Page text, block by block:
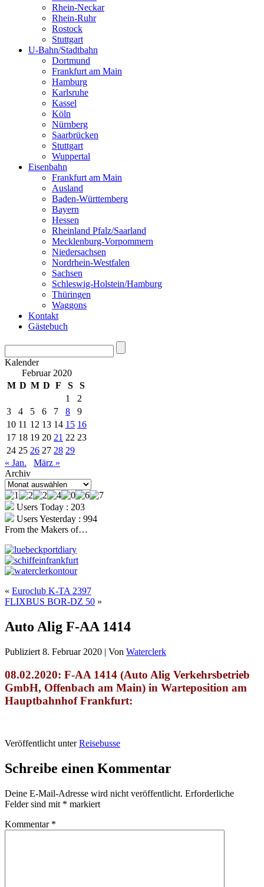
Rhein-Neckar
Rhein-Ruhr
Rostock
Stuttgart
U-Bahn/Stadtbahn
Dortmund
Frankfurt am Main
Hamburg
Karlsruhe
Kassel
Köln
Nürnberg
Saarbrücken
Stuttgart
Wuppertal
Eisenbahn
Frankfurt am Main
Ausland
Baden-Württemberg
Bayern
Hessen
Rheinland Pfalz/Saarland
Mecklenburg-Vorpommern
Niedersachsen
Nordrhein-Westfalen
Sachsen
Schleswig-Holstein/Hamburg
Thüringen
Waggons
Kontakt
Gästebuch
Kalender
Februar 2020
M D M D F S
S
1
2
3
4 5 6 7 8
9
10 11 12 13 14 15 16
17 18 19 20 21 22 23
24 25 26 27 28 29
« Jan.
März »
Archiv
Archiv
Users Today : 203
Users Yesterday : 994
From the Makers of…
« Euroclub K-TA 2397
FLIXBUS BOR-DZ 50 »
Auto Alig F-AA 1414
Publiziert 8. Februar 2020 | Von Waterclerk
08.02.2020: F-AA 1414 (Auto Alig Verkehrsbetrieb
GmbH, Offenbach am Main) in Warteposition am
Hauptbahnhof Frankfurt:
Veröffentlicht unter Reisebusse
Schreibe einen Kommentar
Deine E-Mail-Adresse wird nicht veröffentlicht. Erforderliche
Felder sind mit * markiert
Kommentar *